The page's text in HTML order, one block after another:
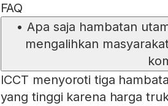
FAQ
• Apa saja hambatan
mengalihkan
ICCT menyoroti tiga
yang tinggi karena harga